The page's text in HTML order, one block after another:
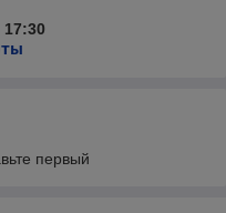
первый